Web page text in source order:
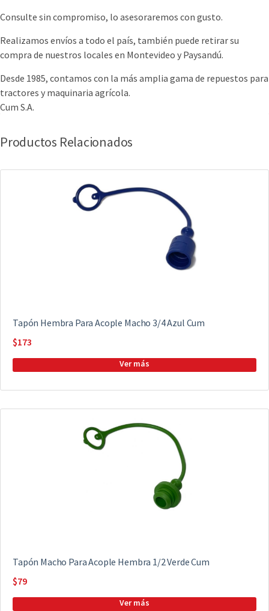
Consulte sin compromiso, lo asesoraremos con gusto.
Realizamos envíos a todo el país, también puede retirar su
compra de nuestros locales en Montevideo y Paysandú.
Desde 1985, contamos con la más amplia gama de repuestos para
tractores y maquinaria agrícola.
Cum S.A.
Productos Relacionados
Tapón Hembra Para Acople Macho 3/4 Azul Cum
$173
Tapón Macho Para Acople Hembra 1/2 Verde Cum
$79